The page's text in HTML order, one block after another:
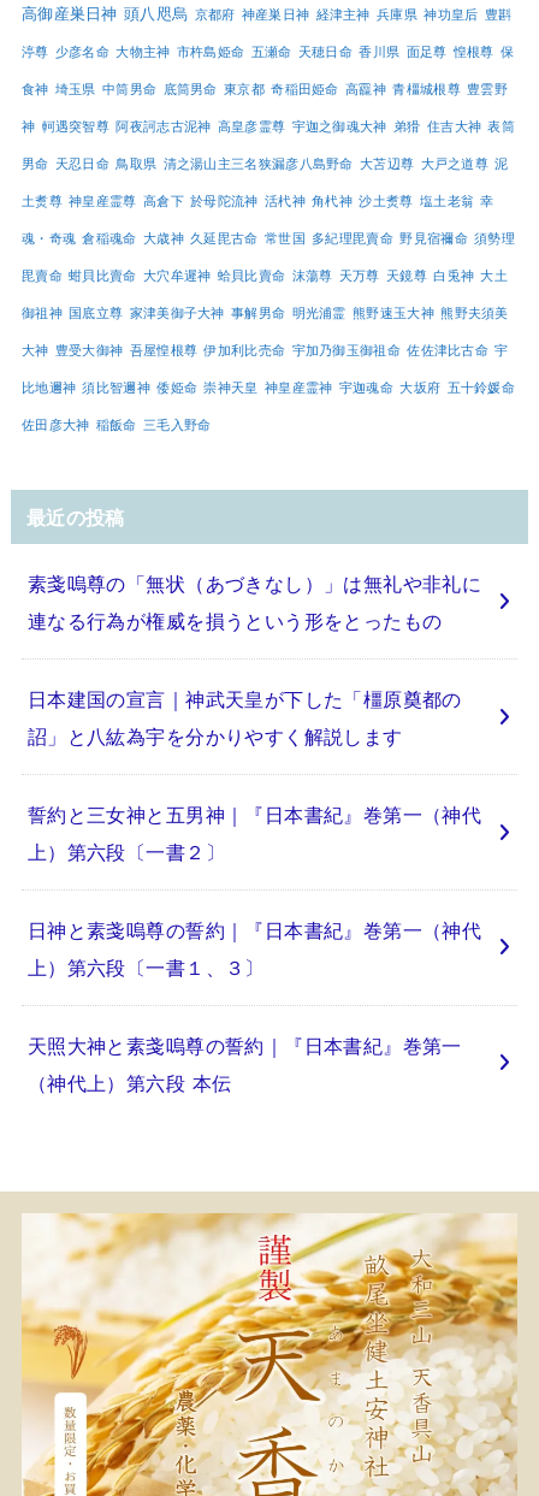
高御産巣日神 頭八咫烏 京都府 神産巣日神 経津主神 兵庫県 神功皇后 豊斟
渟尊 少彦名命 大物主神 市杵島姫命 五瀬命 天穂日命 香川県 面足尊 惶根尊 保
食神 埼玉県 中筒男命 底筒男命 東京都 奇稲田姫命 高龗神 青橿城根尊 豊雲野
神 軻遇突智尊 阿夜訶志古泥神 高皇彦霊尊 宇迦之御魂大神 弟猾 住吉大神 表筒
男命 天忍日命 鳥取県 清之湯山主三名狭漏彦八島野命 大苫辺尊 大戸之道尊 泥
土煑尊 神皇産霊尊 高倉下 於母陀流神 活杙神 角杙神 沙土煑尊 塩土老翁 幸
魂・奇魂 倉稲魂命 大歳神 久延毘古命 常世国 多紀理毘賣命 野見宿禰命 須勢理
毘賣命 蚶貝比賣命 大穴牟遲神 蛤貝比賣命 沫蕩尊 天万尊 天鏡尊 白兎神 大土
御祖神 国底立尊 家津美御子大神 事解男命 明光浦霊 熊野速玉大神 熊野夫須美
大神 豊受大御神 吾屋惶根尊 伊加利比売命 宇加乃御玉御祖命 佐佐津比古命 宇
比地邇神 須比智邇神 倭姫命 崇神天皇 神皇産霊神 宇迦魂命 大坂府 五十鈴媛命
佐田彦大神 稲飯命 三毛入野命
最近の投稿
素戔嗚尊の「無状（あづきなし）」は無礼や非礼に
連なる行為が権威を損うという形をとったもの
日本建国の宣言｜神武天皇が下した「橿原奠都の
詔」と八紘為宇を分かりやすく解説します
誓約と三女神と五男神｜『日本書紀』巻第一（神代
上）第六段〔一書２〕
日神と素戔嗚尊の誓約｜『日本書紀』巻第一（神代
上）第六段〔一書１、３〕
天照大神と素戔嗚尊の誓約｜『日本書紀』巻第一
（神代上）第六段 本伝